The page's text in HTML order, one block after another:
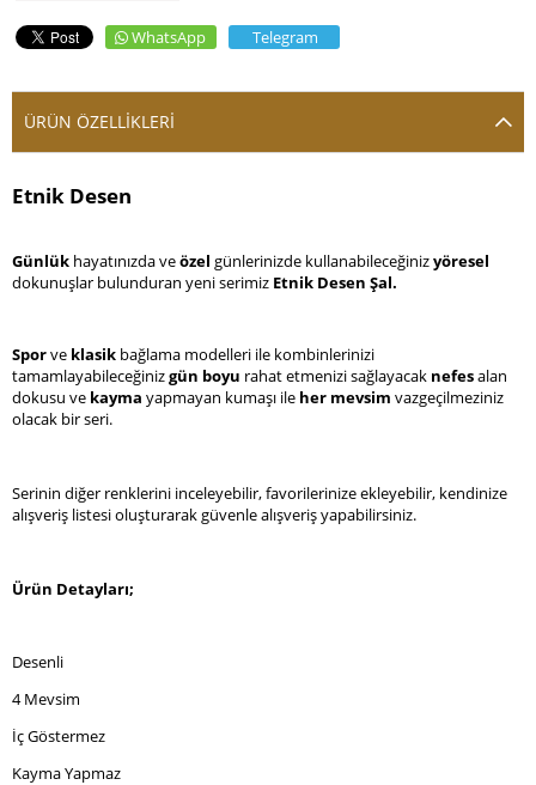
WhatsApp Telegram
ÜRÜN ÖZELLIKLERI
Etnik Desen
Günlük hayatınızda ve özel günlerinizde kullanabileceğiniz
dokunuşlar bulunduran yeni serimiz Etnik Desen Şal.
Spor ve klasik bağlama modelleri ile kombinlerinizi
tamamlayabileceğiniz gün boyu rahat etmenizi sağlayacak nefes alan
dokusu ve kayma yapmayan kumaşı ile her mevsim vazgeçilmeziniz
olacak bir seri.
Serinin diğer renklerini inceleyebilir, favorilerinize ekleyebilir, kendinize
alışveriş listesi oluşturarak güvenle alışveriş yapabilirsiniz.
Ürün Detayları;
Desenli
4 Mevsim
İç Göstermez
Kayma Yapmaz